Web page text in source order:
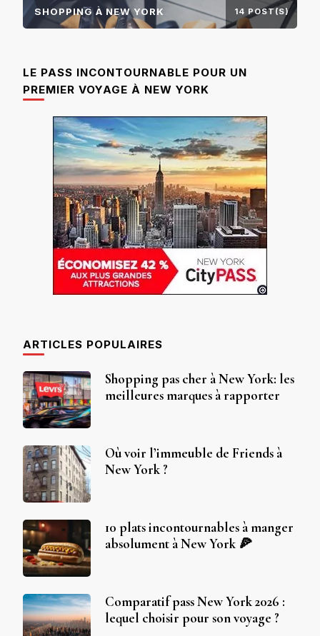
SHOPPING À NEW YORK 14 POST(S)
LE PASS INCONTOURNABLE POUR UN
PREMIER VOYAGE À NEW YORK
ARTICLES POPULAIRES
Shopping pas cher à New York: les
meilleures marques à rapporter
Où voir l’immeuble de Friends à
New York ?
10 plats incontournables à manger
absolument à New York 🍕
Comparatif pass New York 2026 :
lequel choisir pour son voyage ?